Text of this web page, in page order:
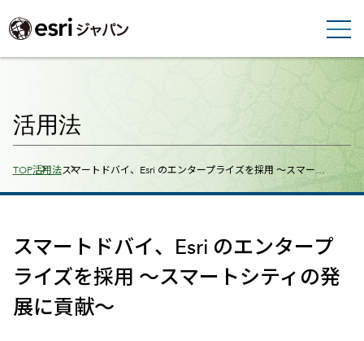
活用法
Breadcrumbs
TOP活用法スマートドバイ、Esri のエンタープライズを採用 ～スマー…
スマートドバイ、Esri のエンタープ
ライズを採用 ～スマートシティの発
展に貢献～